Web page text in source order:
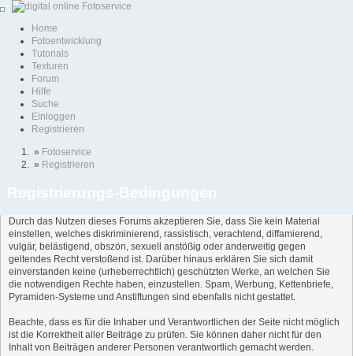
Home
Fotoentwicklung
Tutorials
Texturen
Forum
Hilfe
Suche
Einloggen
Registrieren
» Fotoservice
» Registrieren
Durch das Nutzen dieses Forums akzeptieren Sie, dass Sie kein Material
einstellen, welches diskriminierend, rassistisch, verachtend, diffamierend,
vulgär, belästigend, obszön, sexuell anstößig oder anderweitig gegen
geltendes Recht verstoßend ist. Darüber hinaus erklären Sie sich damit
einverstanden keine (urheberrechtlich) geschützten Werke, an welchen Sie
die notwendigen Rechte haben, einzustellen. Spam, Werbung, Kettenbriefe,
Pyramiden-Systeme und Anstiftungen sind ebenfalls nicht gestattet.
Beachte, dass es für die Inhaber und Verantwortlichen der Seite nicht möglich
ist die Korrektheit aller Beiträge zu prüfen. Sie können daher nicht für den
Inhalt von Beiträgen anderer Personen verantwortlich gemacht werden.